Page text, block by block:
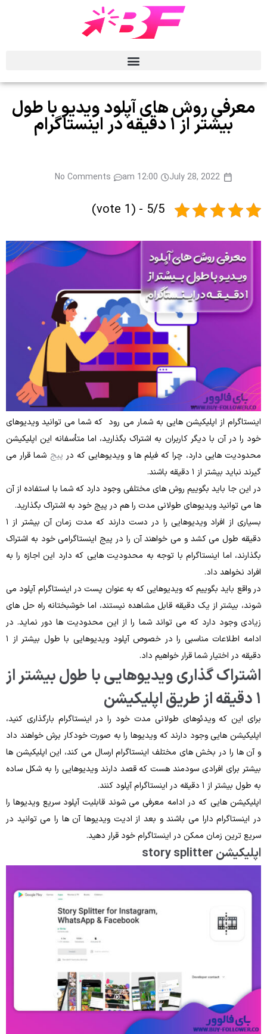
معرفی روش های آپلود ویدیو با طول
بیشتر از ۱ دقیقه در اینستاگرام
July 28, 2022
12:00 am
No Comments
5/5 - (1 vote)
اینستاگرام از اپلیکیشن ‌هایی به شمار می رود که شما می‌ توانید ویدیوهای
خود را در آن با دیگر کاربران به اشتراک بگذارید، اما متأسفانه این اپلیکیشن
محدودیت هایی دارد، چرا که فیلم ها و ویدیوهایی که در پیج شما قرار می
‌گیرند نباید بیشتر از ۱ دقیقه باشند.
در این جا باید بگوییم روش ‌های مختلفی وجود دارد که شما با استفاده از آن‌
ها می‌ توانید ویدیوهای طولانی ‌مدت را هم در پیج خود به اشتراک بگذارید.
بسیاری از افراد ویدیوهایی را در دست دارند که مدت‌ زمان آن بیشتر از ۱
دقیقه طول می‌ کشد و می ‌خواهند آن را در پیج اینستاگرامی خود به اشتراک
بگذارند، اما اینستاگرام با توجه به محدودیت ‌هایی که دارد این اجازه را به
افراد نخواهد داد.
در واقع باید بگوییم که ویدیوهایی که به عنوان پست در اینستاگرام آپلود می
شوند، بیشتر از یک دقیقه قابل‌ مشاهده نیستند، اما خوشبختانه راه‌ حل های
زیادی وجود دارد که می ‌تواند شما را از این محدودیت ‌ها دور نماید. در
ادامه اطلاعات مناسبی را در خصوص آپلود ویدیوهایی با طول بیشتر از ۱
دقیقه در اختیار شما قرار خواهیم داد.
اشتراک گذاری ویدیوهایی با طول بیشتر از
۱ دقیقه از طریق اپلیکیشن
برای این‌ که ویدئوهای طولانی ‌مدت خود را در اینستاگرام بارگذاری کنید،
اپلیکیشن‌ هایی وجود دارند که ویدیوها را به‌ صورت خودکار برش خواهند داد
و آن ‌ها را در بخش‌ های مختلف اینستاگرام ارسال می ‌کند، این اپلیکیشن‌ ها
بیشتر برای افرادی سودمند هست که قصد دارند ویدیوهایی را به شکل ساده
به طول بیشتر از ۱ دقیقه در اینستاگرام آپلود کنند.
اپلیکیشن‌ هایی که در ادامه معرفی می ‌شوند قابلیت آپلود سریع ویدیوها را
در اینستاگرام دارا می‌ باشند و بعد از ادیت ویدیوها آن‌ ها را می‌ توانید در
سریع‌ ترین زمان ممکن در اینستاگرام خود قرار دهید.
اپلیکیشن story splitter